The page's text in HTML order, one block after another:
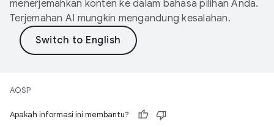
menerjemahkan konten ke dalam bahasa pilihan Anda.
Terjemahan AI mungkin mengandung kesalahan.
AOSP
Apakah informasi ini membantu?